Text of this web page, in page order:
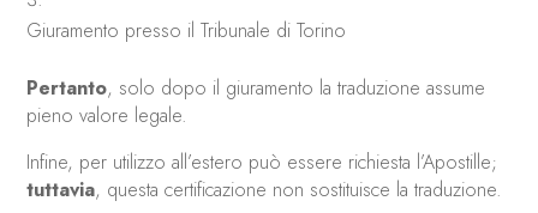
Giuramento presso il Tribunale di Torino
Pertanto, solo dopo il giuramento la traduzione assume
pieno valore legale.
Infine, per utilizzo all’estero può essere richiesta l’Apostille;
tuttavia, questa certificazione non sostituisce la traduzione.